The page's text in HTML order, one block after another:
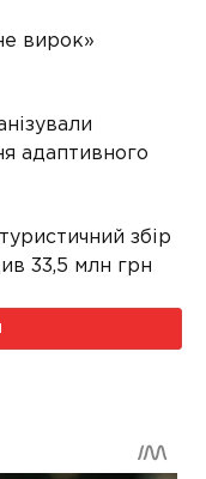
вирок»
адаптивного
збір
33,5 млн грн